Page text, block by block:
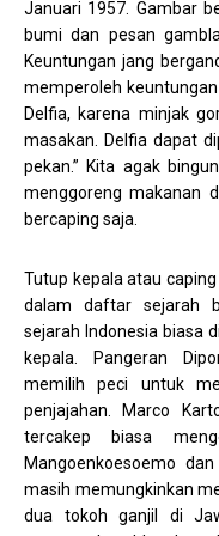
Januari 1957. Gambar
bumi dan pesan
Keuntungan jang
memperoleh
Delfia, karena minjak
masakan. Delfia dapat
pekan.” Kita agak
menggoreng makanan
bercaping saja.
Tutup kepala atau
dalam daftar sejarah
sejarah Indonesia biasa
kepala. Pangeran
memilih peci untuk
penjajahan. Marco
tercakep biasa
Mangoenkoesoemo
masih memungkinkan
dua tokoh ganjil di